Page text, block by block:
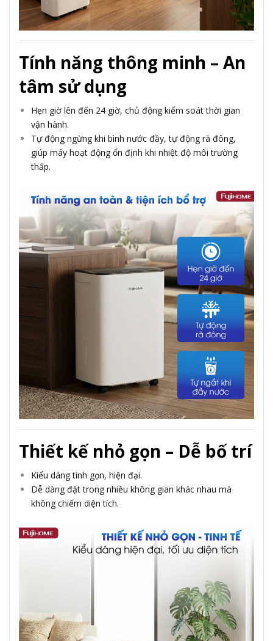
Tính năng thông minh – An
tâm sử dụng
Hẹn giờ lên đến 24 giờ, chủ động kiểm soát thời gian
vận hành.
Tự động ngừng khi bình nước đầy, tự động rã đông,
giúp máy hoạt động ổn định khi nhiệt độ môi trường
thấp.
Thiết kế nhỏ gọn – Dễ bố trí
Kiểu dáng tinh gọn, hiện đại.
Dễ dàng đặt trong nhiều không gian khác nhau mà
không chiếm diện tích.